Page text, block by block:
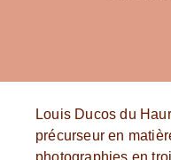
Louis Ducos du
précurseur en